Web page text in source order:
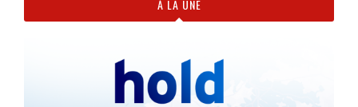
À LA UNE